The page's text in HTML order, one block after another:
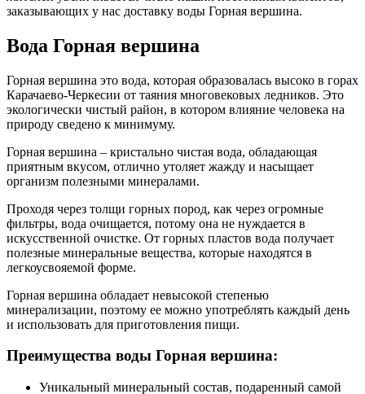
заказывающих у нас доставку воды Горная вершина.
Вода Горная вершина
Горная вершина это вода, которая образовалась высоко в горах
Карачаево-Черкесии от таяния многовековых ледников. Это
экологически чистый район, в котором влияние человека на
природу сведено к минимуму.
Горная вершина – кристально чистая вода, обладающая
приятным вкусом, отлично утоляет жажду и насыщает
организм полезными минералами.
Проходя через толщи горных пород, как через огромные
фильтры, вода очищается, потому она не нуждается в
искусственной очистке. От горных пластов вода получает
полезные минеральные вещества, которые находятся в
легкоусвояемой форме.
Горная вершина обладает невысокой степенью
минерализации, поэтому ее можно употреблять каждый день
и использовать для приготовления пищи.
Преимущества воды Горная вершина:
Уникальный минеральный состав, подаренный самой